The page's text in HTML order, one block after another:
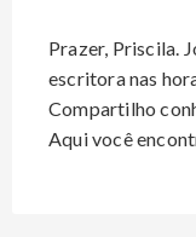
Prazer, Priscila.
escritora nas
Compartilho
Aqui você